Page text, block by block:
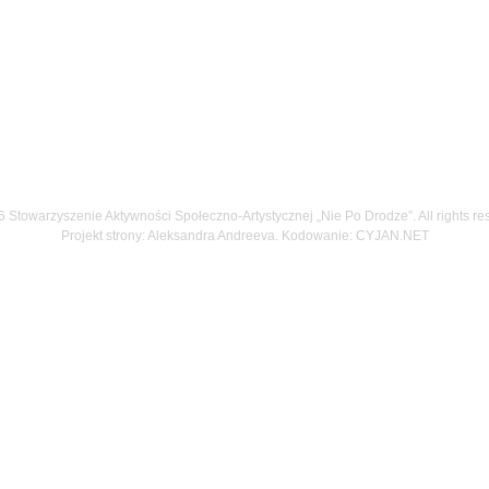
Stowarzyszenie Aktywności Społeczno-Artystycznej „Nie Po Drodze”. All rights
Projekt strony: Aleksandra Andreeva. Kodowanie: CYJAN.NET